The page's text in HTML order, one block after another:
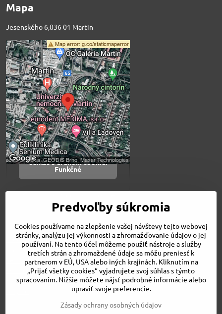
Mapa
Jesenského 6,036 01 Martin
Externý obsah je
blokovaný Voľbami
súkromia
Prajete si načítať externý obsah?
Povoliť tentokrát
Povoliť a zapamätať -
súhlas s druhom cookie:
Funkčné
Otvoriť obsah v novom okne
Novinky
Niečo o nás
Naša ponuka
Veľkostné tabuľky
Obchodné podmienky
Kontakt
Predvoľby súkromia
Cookies používame na zlepšenie vašej návštevy tejto webovej
stránky, analýzu jej výkonnosti a zhromažďovanie údajov o jej
používaní. Na tento účel môžeme použiť nástroje a služby
tretích strán a zhromaždené údaje sa môžu preniesť k
partnerom v EÚ, USA alebo iných krajinách. Kliknutím na
„Prijať všetky cookies“ vyjadrujete svoj súhlas s týmto
spracovaním. Nižšie môžete nájsť podrobné informácie alebo
upraviť svoje preferencie.
Zásady ochrany osobných údajov